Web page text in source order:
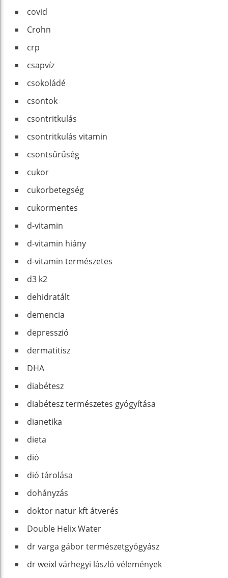
covid
Crohn
crp
csapvíz
csokoládé
csontok
csontritkulás
csontritkulás vitamin
csontsűrűség
cukor
cukorbetegség
cukormentes
d-vitamin
d-vitamin hiány
d-vitamin természetes
d3 k2
dehidratált
demencia
depresszió
dermatitisz
DHA
diabétesz
diabétesz természetes gyógyítása
dianetika
dieta
dió
dió tárolása
dohányzás
doktor natur kft átverés
Double Helix Water
dr varga gábor természetgyógyász
dr weixl várhegyi lászló vélemények